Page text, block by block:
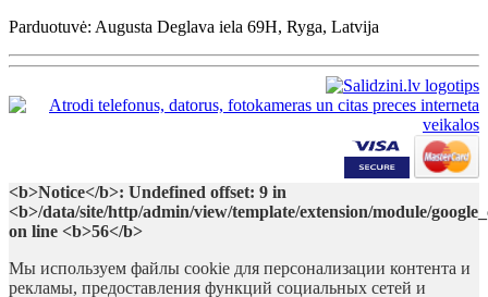
Parduotuvė: Augusta Deglava iela 69H, Ryga, Latvija
<b>Notice</b>: Undefined offset: 9 in
<b>/data/site/http/admin/view/template/extension/module/
on line <b>56</b>
Мы используем файлы cookie для персонализации контента и
рекламы, предоставления функций социальных сетей и